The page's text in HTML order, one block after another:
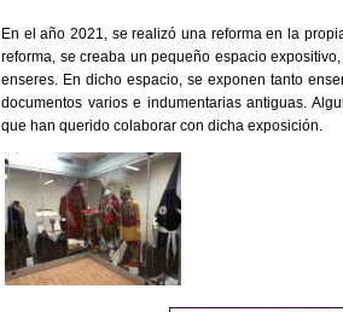
En el año 2021, se realizó una reforma en la
reforma, se creaba un pequeño espacio
enseres. En dicho espacio, se exponen tanto
documentos varios e indumentarias antiguas.
que han querido colaborar con dicha exposición.